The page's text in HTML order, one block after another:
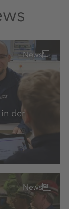
News
der
News